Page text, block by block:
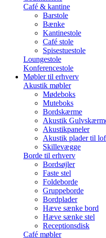
Café & kantine
Barstole
Bænke
Kantinestole
Café stole
Spisestuestole
Loungestole
Konferencestole
Møbler til erhverv
Akustik møbler
Mødeboks
Muteboks
Bordskærme
Akustik
Akustikpaneler
Akustik plader til
Skillevægge
Borde til erhverv
Bordsøjler
Faste stel
Foldeborde
Gruppeborde
Bordplader
Hæve sænke bord
Hæve sænke stel
Receptionsdisk
Café møbler